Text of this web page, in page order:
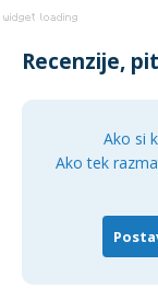
obuće. Njegova
cipelarnik i
Recenzije,
Ako si
Ako tek